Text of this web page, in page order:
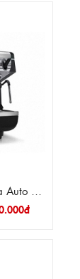
1